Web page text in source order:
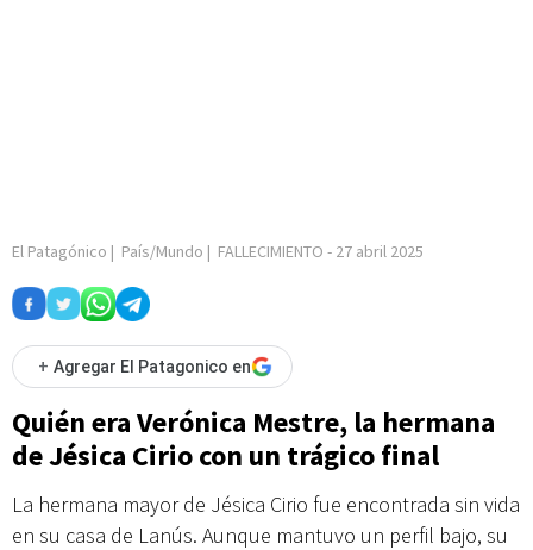
El Patagónico | País/Mundo | FALLECIMIENTO - 27 abril 2025
+ Agregar El Patagonico en
Quién era Verónica Mestre, la hermana
de Jésica Cirio con un trágico final
La hermana mayor de Jésica Cirio fue encontrada sin vida
en su casa de Lanús. Aunque mantuvo un perfil bajo, su